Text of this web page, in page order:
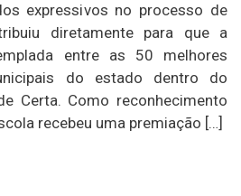
expressivos no processo de
diretamente para que a
entre as 50 melhores
do estado dentro do
Certa. Como reconhecimento
recebeu uma premiação […]